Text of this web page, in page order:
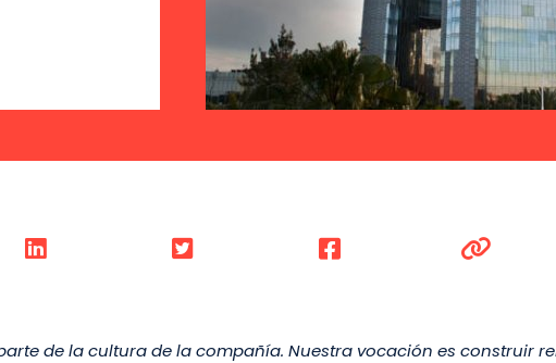
de la cultura de la compañía. Nuestra vocación es construir